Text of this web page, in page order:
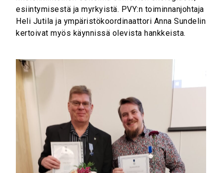
esiintymisestä ja myrkyistä. PVY:n toiminnanjohtaja
Heli Jutila ja ympäristökoordinaattori Anna Sundelin
kertoivat myös käynnissä olevista hankkeista.